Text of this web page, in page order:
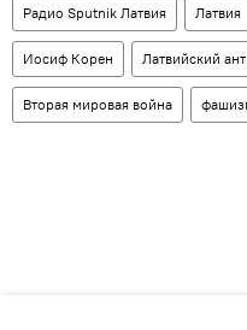
Радио Sputnik Латвия Латвия
Иосиф Корен Латвийский
Вторая мировая война